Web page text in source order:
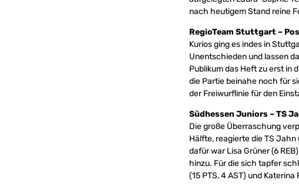
nach heutigem Stand reine
RegioTeam Stuttgart –
Kurios ging es indes in
Unentschieden und lassen
Publikum das Heft zu erst in
die Partie beinahe noch für
der Freiwurflinie für den
Südhessen Juniors – TS
Die große Überraschung
Hälfte, reagierte die TS
dafür war Lisa Grüner (6
hinzu. Für die sich tapfer
(15 PTS, 4 AST) und